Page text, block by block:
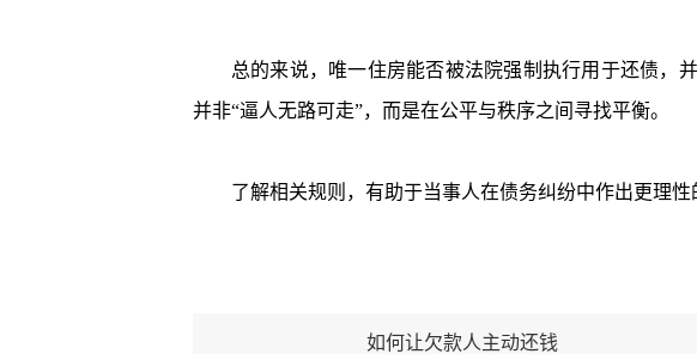
总的来说，唯一住房能否被法院强制执行用于还债，并
并非“逼人无路可走”，而是在公平与秩序之间寻找平衡。
了解相关规则，有助于当事人在债务纠纷中作出更理性
如何让欠款人主动还钱